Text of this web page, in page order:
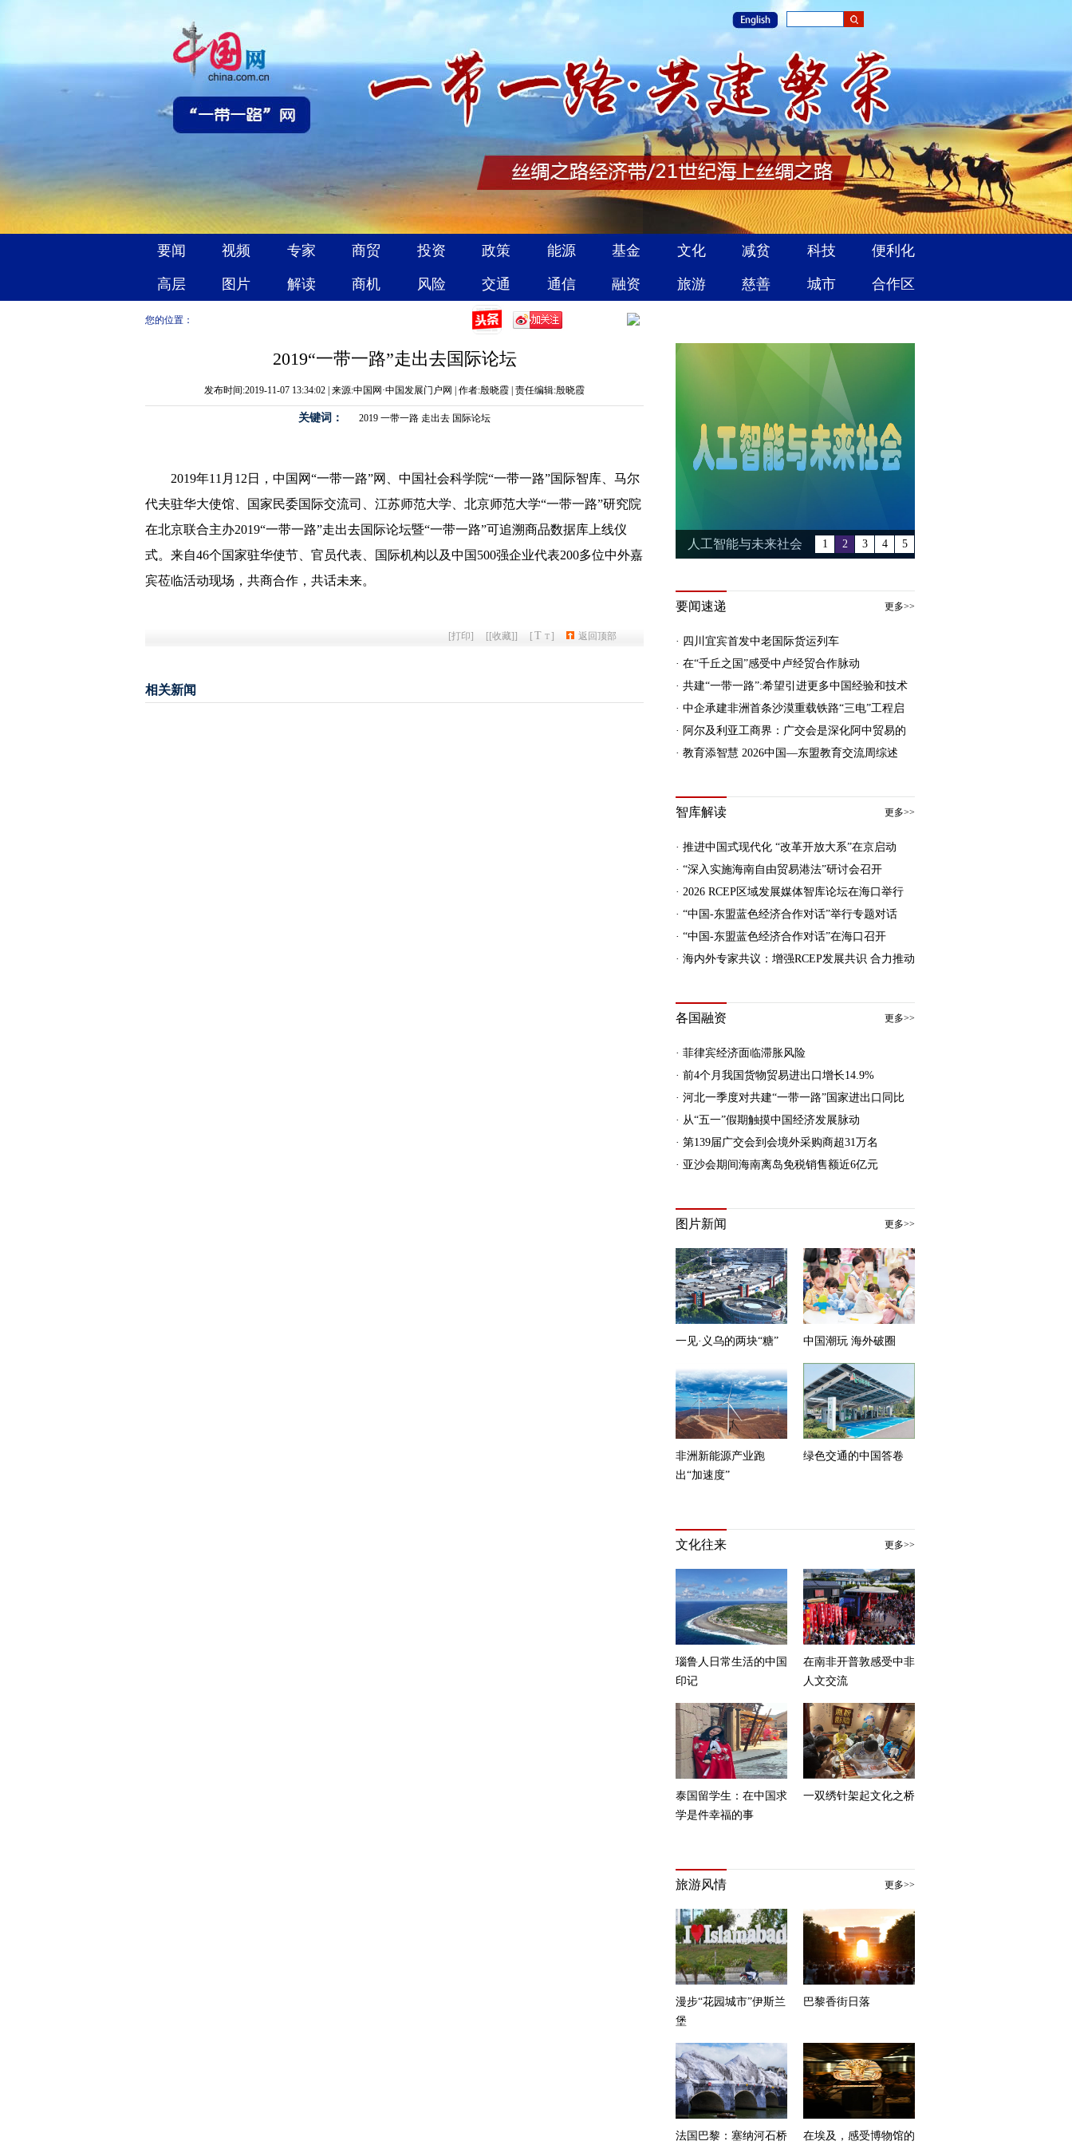
您的位置：
2019“一带一路”走出去国际论坛
发布时间:2019-11-07 13:34:02 | 来源:中国网·中国发展门户网 | 作者:殷晓霞 | 责任编辑:殷晓霞
关键词： 2019 一带一路 走出去 国际论坛
2019年11月12日，中国网“一带一路”网、中国社会科学院“一带一路”国际智库、马尔
代夫驻华大使馆、国家民委国际交流司、江苏师范大学、北京师范大学“一带一路”研究院
在北京联合主办2019“一带一路”走出去国际论坛暨“一带一路”可追溯商品数据库上线仪
式。来自46个国家驻华使节、官员代表、国际机构以及中国500强企业代表200多位中外嘉
宾莅临活动现场，共商合作，共话未来。
[打印] [[收藏]] [T T] 返回顶部
相关新闻